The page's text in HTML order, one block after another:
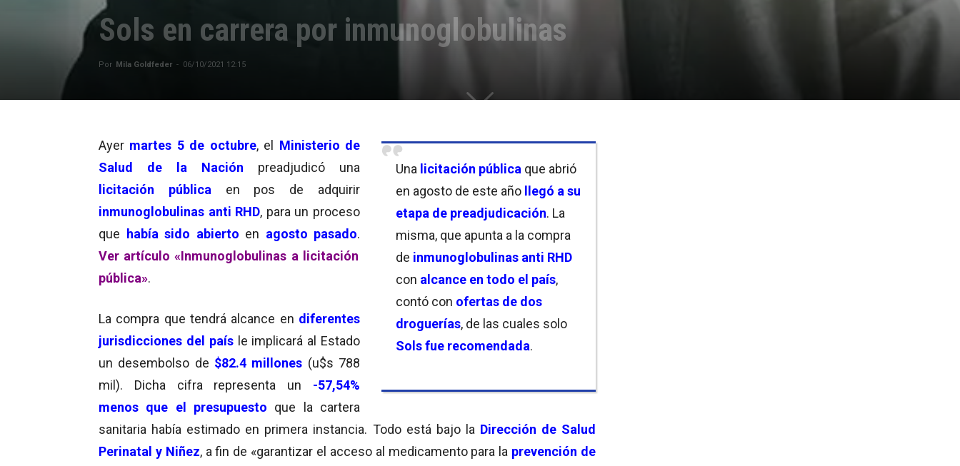
Sols en carrera por inmunoglobulinas
Por Mila Goldfeder - 06/10/2021 12:15
Una licitación pública que abrió
en agosto de este año llegó a su
etapa de preadjudicación. La
misma, que apunta a la compra
de inmunoglobulinas anti RHD
con alcance en todo el país,
contó con ofertas de dos
droguerías, de las cuales solo
Sols fue recomendada.
Ayer martes 5 de octubre, el Ministerio de
Salud de la Nación preadjudicó una
licitación pública en pos de adquirir
inmunoglobulinas anti RHD, para un proceso
que había sido abierto en agosto pasado.
Ver artículo «Inmunoglobulinas a licitación
pública».
La compra que tendrá alcance en diferentes
jurisdicciones del país le implicará al Estado
un desembolso de $82.4 millones (u$s 788
mil). Dicha cifra representa un -57,54%
menos que el presupuesto que la cartera
sanitaria había estimado en primera instancia. Todo está bajo la Dirección de Salud
Perinatal y Niñez, a fin de «garantizar el acceso al medicamento para la prevención de